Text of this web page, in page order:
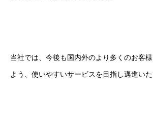
当社では、今後も国内外のより多くのお客
よう、使いやすいサービスを目指し邁進いた